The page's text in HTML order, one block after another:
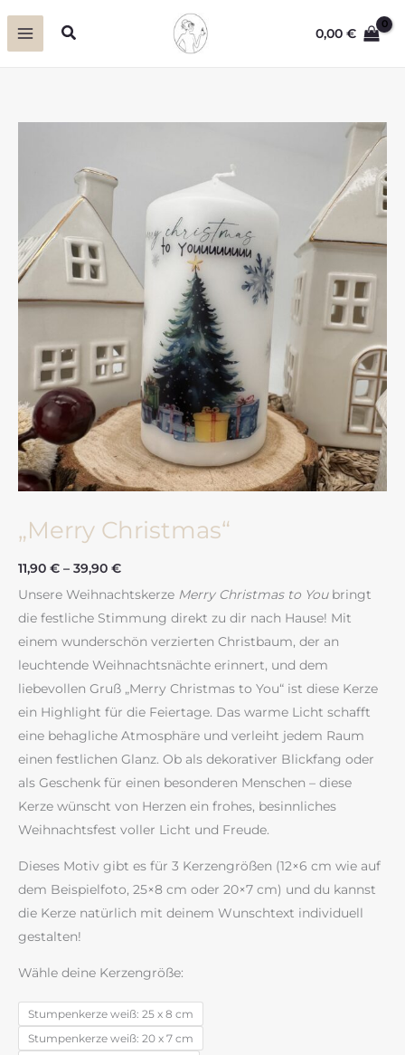
Inhalt
Suchen 0,00€
„Merry Christmas“
11,90 € – 39,90 €
Unsere Weihnachtskerze Merry Christmas to Youbringt
die festliche Stimmung direkt zu dir nach Hause! Mit
einem wunderschön verzierten Christbaum, der an
leuchtende Weihnachtsnächte erinnert, und dem
liebevollen Gruß „Merry Christmas to You“ ist diese Kerze
ein Highlight für die Feiertage. Das warme Licht schafft
eine behagliche Atmosphäre und verleiht jedem Raum
einen festlichen Glanz. Ob als dekorativer Blickfang oder
als Geschenk für einen besonderen Menschen – diese
Kerze wünscht von Herzen ein frohes, besinnliches
Weihnachtsfest voller Licht und Freude.
Dieses Motiv gibt es für 3 Kerzengrößen (12×6 cm wie auf
dem Beispielfoto, 25×8 cm oder 20×7 cm) und du kannst
die Kerze natürlich mit deinem Wunschtext individuell
gestalten!
Wähle deine Kerzengröße:
Stumpenkerze weiß: 25 x 8 cm
Stumpenkerze weiß: 20 x 7 cm